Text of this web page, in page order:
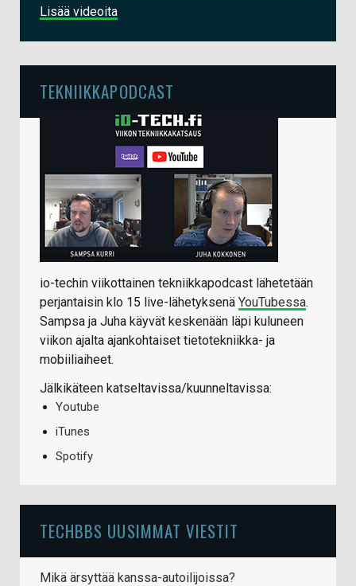
Lisää videoita
TEKNIIKKAPODCAST
io-techin viikottainen tekniikkapodcast lähetetään
perjantaisin klo 15 live-lähetyksenä YouTubessa.
Sampsa ja Juha käyvät keskenään läpi kuluneen
viikon ajalta ajankohtaiset tietotekniikka- ja
mobiiliaiheet.
Jälkikäteen katseltavissa/kuunneltavissa:
Youtube
iTunes
Spotify
TECHBBS UUSIMMAT VIESTIT
Mikä ärsyttää kanssa-autoilijoissa?